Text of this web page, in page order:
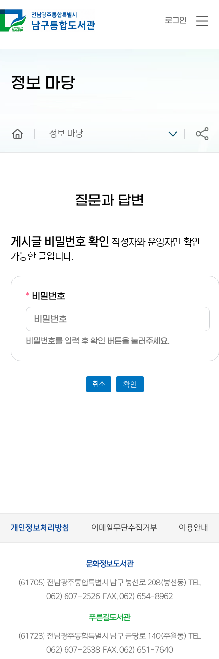
로그인
전
정보 마당
정보 마당 공유
질문과 답변
게시글 비밀번호 확인작성자와 운영자만 확인
가능한 글입니다.
* 비밀번호
비밀번호를 입력 후 확인 버튼을 눌러주세요.
취소 확인
개인정보처리방침 이메일무단수집거부 이용안내
문화정보도서관
(61705) 전남광주통합특별시 남구 봉선로 208(봉선동) TEL.
062) 607-2526 FAX. 062) 654-8962
푸른길도서관
(61723) 전남광주통합특별시 남구 금당로 140(주월동) TEL.
062) 607-2538 FAX. 062) 651-7640